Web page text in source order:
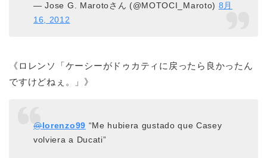
— Jose G. Marotoさん (@MOTOCI_Maroto) 8月
16, 2012
《ロレンソ「ケーシーがドゥカティに戻ったら良かったん
ですけどねぇ。」》
@lorenzo99 “Me hubiera gustado que Casey
volviera a Ducati”